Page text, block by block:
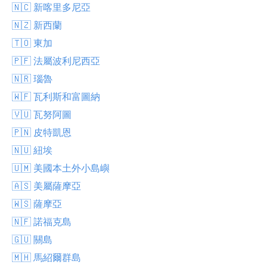
🇳🇨 新喀里多尼亞
🇳🇿 新西蘭
🇹🇴 東加
🇵🇫 法屬波利尼西亞
🇳🇷 瑙魯
🇼🇫 瓦利斯和富圖納
🇻🇺 瓦努阿圖
🇵🇳 皮特凱恩
🇳🇺 紐埃
🇺🇲 美國本土外小島嶼
🇦🇸 美屬薩摩亞
🇼🇸 薩摩亞
🇳🇫 諾福克島
🇬🇺 關島
🇲🇭 馬紹爾群島